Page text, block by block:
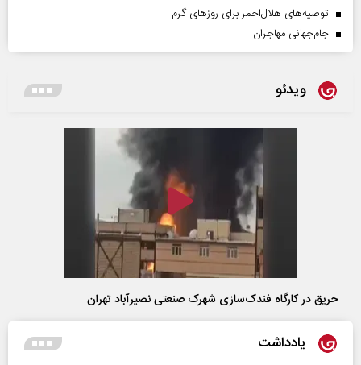
توصیه‌های هلال‌احمر برای روز‌های گرم
جام‌جهانی مهاجران
ویدئو
حریق در کارگاه فندک‌سازی شهرک صنعتی نصیرآباد تهران
یادداشت